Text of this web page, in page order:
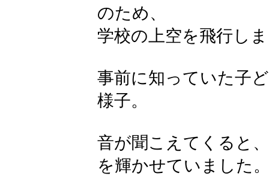
のため、
学校の上空を飛行し
事前に知っていた子
様子。
音が聞こえてくると
を輝かせていました